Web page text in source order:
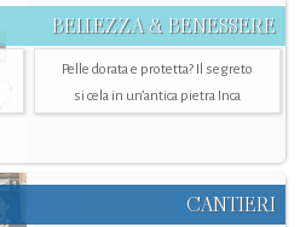
BELLEZZA & BENESSERE
Pelle dorata e protetta? Il segreto
si cela in un’antica pietra Inca
CANTIERI